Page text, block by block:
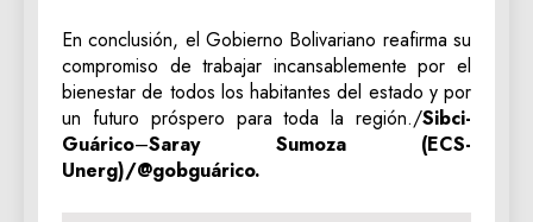
En conclusión, el Gobierno Bolivariano reafirma su
compromiso de trabajar incansablemente por el
bienestar de todos los habitantes del estado y por
un futuro próspero para toda la región./Sibci-
Guárico–Saray Sumoza (ECS-
Unerg)/@gobguárico.